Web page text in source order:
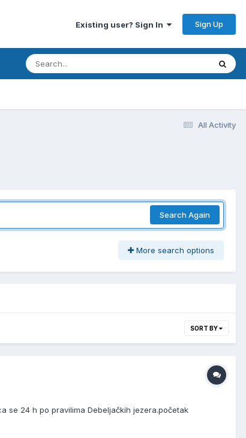
Existing user? Sign In Sign Up
All Activity
Search Again
More search options
SORT BY
se 24 h po pravilima Debeljačkih jezera.početak